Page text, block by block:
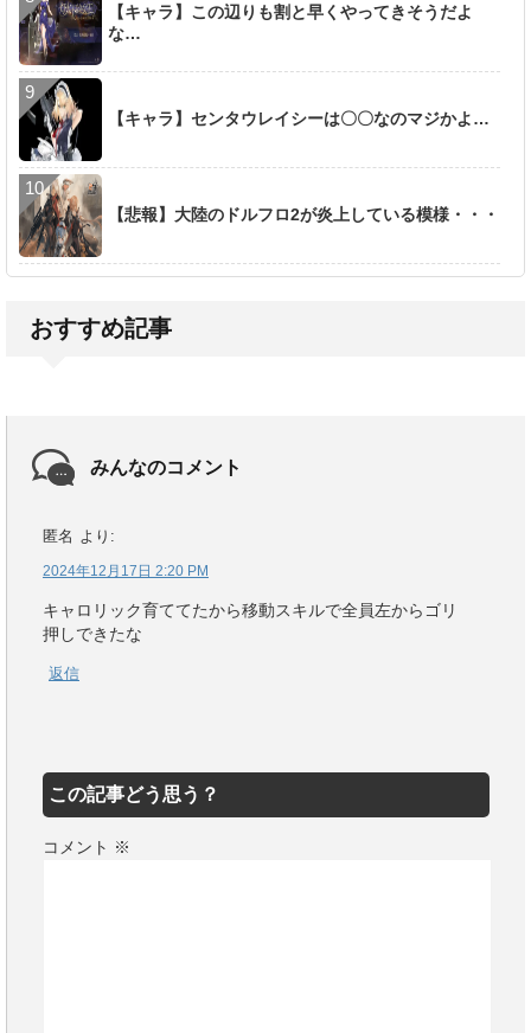
【キャラ】この辺りも割と早くやってきそうだよ
な…
【キャラ】センタウレイシーは〇〇なのマジかよ…
【悲報】大陸のドルフロ2が炎上している模様・・・
おすすめ記事
みんなのコメント
匿名 より:
2024年12月17日 2:20 PM
キャロリック育ててたから移動スキルで全員左からゴリ
押しできたな
返信
この記事どう思う？
コメント ※